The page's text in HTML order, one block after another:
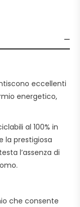
eccellenti
energetico,
al 100% in
la prestigiosa
l’assenza di
che consente
p
i
i